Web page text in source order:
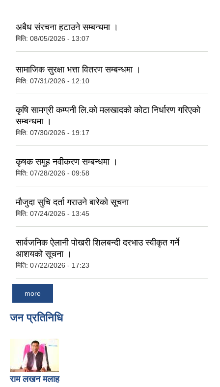
अबैध संरचना हटाउने सम्बन्धमा ।
मिति: 08/05/2026 - 13:07
सामाजिक सुरक्षा भत्ता वितरण सम्बन्धमा ।
मिति: 07/31/2026 - 12:10
कृषि सामग्री कम्पनी लि.को मलखादको कोटा निर्धारण गरिएको
सम्बन्धमा ।
मिति: 07/30/2026 - 19:17
कृषक समुह नवीकरण सम्बन्धमा ।
मिति: 07/28/2026 - 09:58
मौजुदा सुचि दर्ता गराउने बारेको सूचना
मिति: 07/24/2026 - 13:45
सार्वजनिक ऐलानी पोखरी शिलबन्दी दरभाउ स्वीकृत गर्ने
आशयको सूचना ।
मिति: 07/22/2026 - 17:23
more
जन प्रतिनिधि
राम लखन मलाह